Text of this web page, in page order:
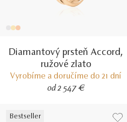
Diamantový prsteň Accord,
ružové zlato
Vyrobíme a doručíme do 21 dní
od 2 547 €
Bestseller